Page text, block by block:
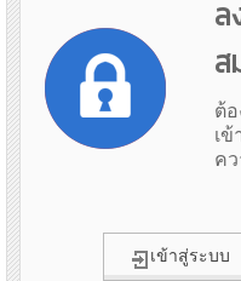
ล
ส
ต้
เ
ค
เข้าสู่ระบบ